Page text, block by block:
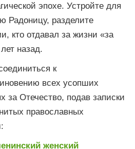
эпохе. Устройте для
Радоницу, разделите
кто отдавал за жизни «за
назад.
к
всех усопших
за Отечество, подав записки
православных
женский